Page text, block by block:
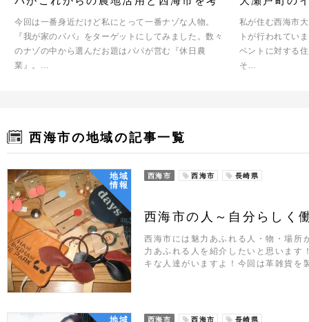
える
今回は一番身近だけど私にとって一番ナゾな人物。
『我が家のパパ』をターゲットにしてみました。数々
のナゾの中から選んだお題はパパが営む『休日農
業』。…
私が住む西海市
トが行われてい
ベントに対する
そ…
西海市の地域の記事一覧
地域
情報
西海市 西海市 長崎県
西海市の人～自分らしく
西海市には魅力あふれる人・物・場所
力あふれる人を紹介したいと思います
キな人達がいますよ！今回は革雑貨
地域
西海市 西海市 長崎県